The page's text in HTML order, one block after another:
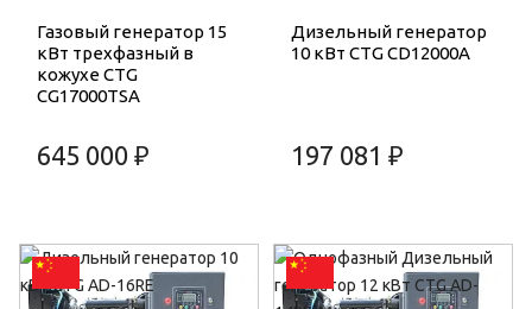
Газовый генератор 15
кВт трехфазный в
кожухе CTG
CG17000TSA
645 000 ₽
Дизельный генератор
10 кВт CTG CD12000A
197 081 ₽